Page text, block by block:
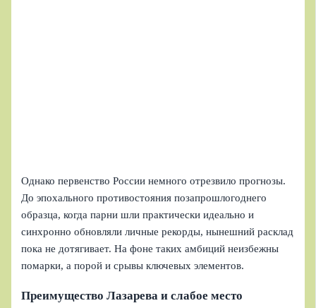
Однако первенство России немного отрезвило прогнозы.
До эпохального противостояния позапрошлогоднего
образца, когда парни шли практически идеально и
синхронно обновляли личные рекорды, нынешний расклад
пока не дотягивает. На фоне таких амбиций неизбежны
помарки, а порой и срывы ключевых элементов.
Преимущество Лазарева и слабое место